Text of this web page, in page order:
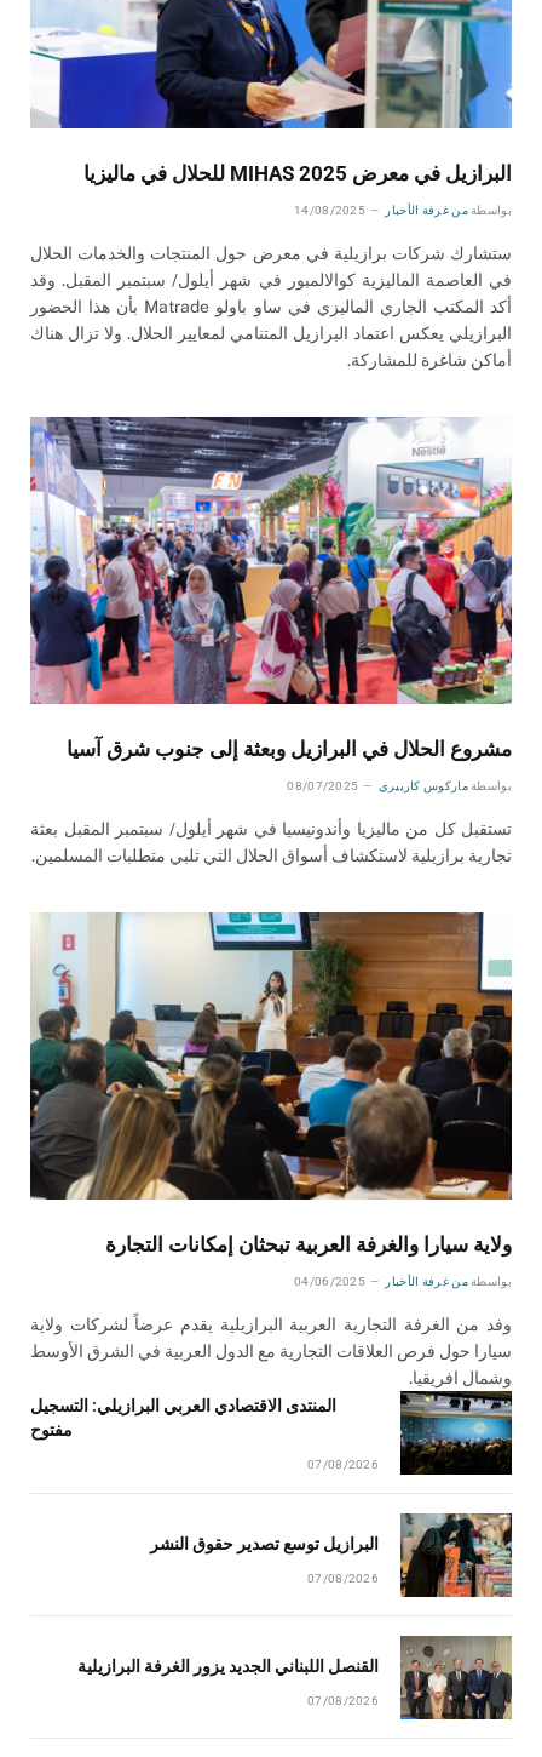
البرازيل في معرض MIHAS 2025 للحلال في ماليزيا
بواسطة من غرفة الأخبار 14/08/2025
ستشارك شركات برازيلية في معرض حول المنتجات والخدمات الحلال
في العاصمة الماليزية كوالالمبور في شهر أيلول/ سبتمبر المقبل. وقد
أكد المكتب الجاري الماليزي في ساو باولو Matrade بأن هذا الحضور
البرازيلي يعكس اعتماد البرازيل المتنامي لمعايير الحلال. ولا تزال هناك
أماكن شاغرة للمشاركة.
مشروع الحلال في البرازيل وبعثة إلى جنوب شرق آسيا
بواسطة ماركوس كارييري 08/07/2025
تستقبل كل من ماليزيا وأندونيسيا في شهر أيلول/ سبتمبر المقبل بعثة
تجارية برازيلية لاستكشاف أسواق الحلال التي تلبي متطلبات المسلمين.
ولاية سيارا والغرفة العربية تبحثان إمكانات التجارة
بواسطة من غرفة الأخبار 04/06/2025
وفد من الغرفة التجارية العربية البرازيلية يقدم عرضاً لشركات ولاية
سيارا حول فرص العلاقات التجارية مع الدول العربية في الشرق الأوسط
وشمال افريقيا.
المنتدى الاقتصادي العربي البرازيلي: التسجيل
مفتوح
07/08/2026
البرازيل توسع تصدير حقوق النشر
07/08/2026
القنصل اللبناني الجديد يزور الغرفة البرازيلية
07/08/2026